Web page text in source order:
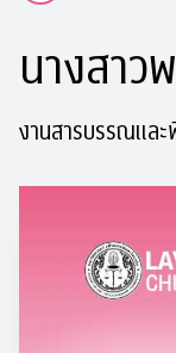
นางสาว
งานสารบรรณและ